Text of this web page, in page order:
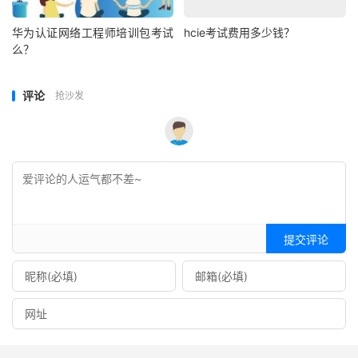
华为认证网络工程师培训包考试
么？
hcie考试费用多少钱？
评论 抢沙发
提交评论